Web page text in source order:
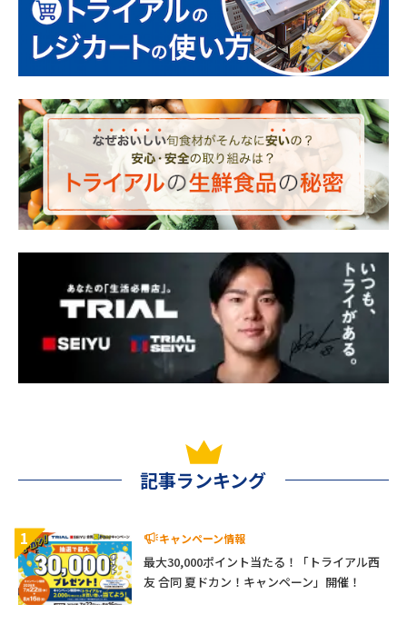
記事ランキング
1 キャンペーン情報
最大30,000ポイント当たる！「トライアル西
友 合同 夏ドカン！キャンペーン」開催！